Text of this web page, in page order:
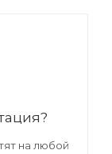
на любой